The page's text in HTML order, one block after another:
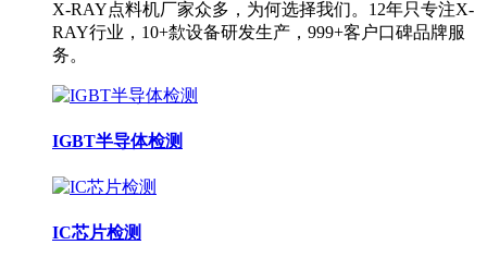
X-RAY点料机厂家众多，为何选择我们。12年只专注X-
RAY行业，10+歀设备研发生产，999+客户口碑品牌服
务。
IGBT半导体检测
IC芯片检测